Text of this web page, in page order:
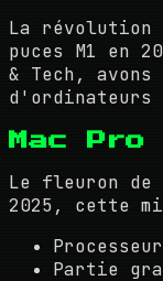
La révolution
puces M1 en
& Tech,
d'ordinateurs
Mac
Le fleuron de
2025, cette
Processeur
Partie